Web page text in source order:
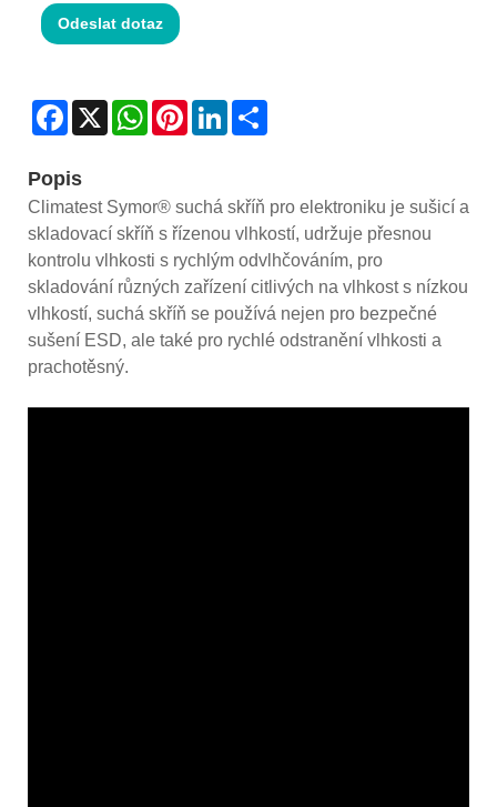
Odeslat dotaz
Facebook
X WhatsAppPinterestLinkedIn
Popis
Climatest Symor® suchá skříň pro elektroniku je sušicí a
skladovací skříň s řízenou vlhkostí, udržuje přesnou
kontrolu vlhkosti s rychlým odvlhčováním, pro
skladování různých zařízení citlivých na vlhkost s nízkou
vlhkostí, suchá skříň se používá nejen pro bezpečné
sušení ESD, ale také pro rychlé odstranění vlhkosti a
prachotěsný.